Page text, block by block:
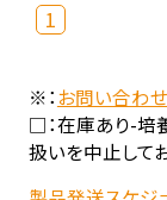
1
※：お問い合わせ
□：在庫あり-培
扱いを中止して